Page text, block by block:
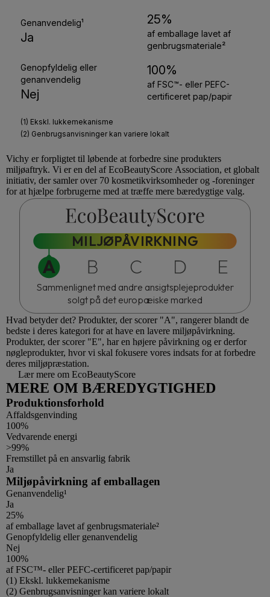
Vichy er forpligtet til løbende at forbedre sine produkters
miljøaftryk. Vi er en del afEcoBeautyScore Association, et globalt
initiativ, der samler over 70 kosmetikvirksomheder og -foreninger
for at hjælpe forbrugerne med at træffe mere bæredygtige valg.
MILJØPÅVIRKNING
Sammenlignet med andre ansigtsplejeprodukter
solgt på det europæiske marked
Hvad betyder det? Produkter, der scorer "A", rangerer blandt de
bedste i deres kategori for at have en lavere miljøpåvirkning.
Produkter, der scorer "E", har en højere påvirkning og er derfor
nøgleprodukter, hvor vi skal fokusere vores indsats for at forbedre
deres miljøpræstation.
Lær mere om EcoBeautyScore
MERE OM BÆREDYGTIGHED
Produktionsforhold
Affaldsgenvinding
100%
Vedvarende energi
>99%
Fremstillet på en ansvarlig fabrik
Ja
Miljøpåvirkning af emballagen
Genanvendelig¹
Ja
25%
af emballage lavet af genbrugsmateriale²
Genopfyldelig eller genanvendelig
Nej
100%
af FSC™- eller PEFC-certificeret pap/papir
Footnotes
(1) Ekskl. lukkemekanisme
(2) Genbrugsanvisninger kan variere lokalt